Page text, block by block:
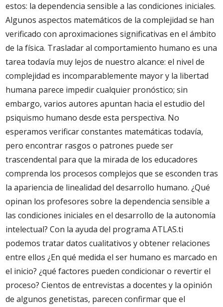
estos: la dependencia sensible a las condiciones iniciales.
Algunos aspectos matemáticos de la complejidad se han
verificado con aproximaciones significativas en el ámbito
de la física. Trasladar al comportamiento humano es una
tarea todavía muy lejos de nuestro alcance: el nivel de
complejidad es incomparablemente mayor y la libertad
humana parece impedir cualquier pronóstico; sin
embargo, varios autores apuntan hacia el estudio del
psiquismo humano desde esta perspectiva. No
esperamos verificar constantes matemáticas todavía,
pero encontrar rasgos o patrones puede ser
trascendental para que la mirada de los educadores
comprenda los procesos complejos que se esconden tras
la apariencia de linealidad del desarrollo humano. ¿Qué
opinan los profesores sobre la dependencia sensible a
las condiciones iniciales en el desarrollo de la autonomía
intelectual? Con la ayuda del programa ATLAS.ti
podemos tratar datos cualitativos y obtener relaciones
entre ellos ¿En qué medida el ser humano es marcado en
el inicio? ¿qué factores pueden condicionar o revertir el
proceso? Cientos de entrevistas a docentes y la opinión
de algunos genetistas, parecen confirmar que el